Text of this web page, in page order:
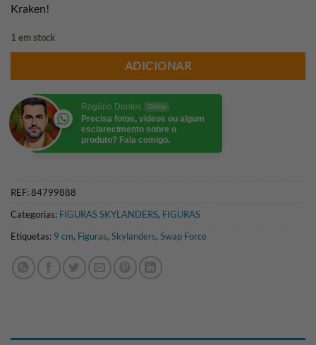
Kraken!
1 em stock
ADICIONAR
Rogério Dentes Online
Precisa fotos, videos ou algum
esclarecimento sobre o
produto? Fala comigo.
REF:84799888
Categorias: FIGURAS SKYLANDERS, FIGURAS
Etiquetas: 9 cm, Figuras, Skylanders, Swap Force